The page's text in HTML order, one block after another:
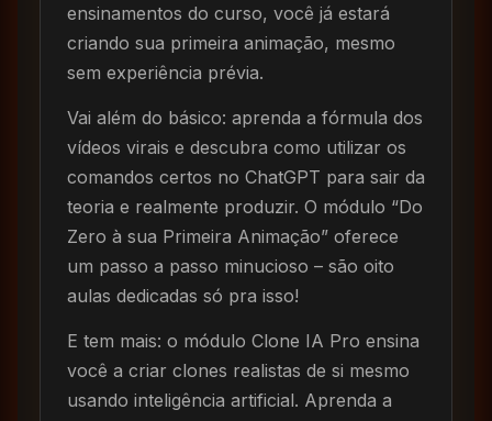
ensinamentos do curso, você já estará
criando sua primeira animação, mesmo
sem experiência prévia.
Vai além do básico: aprenda a fórmula dos
vídeos virais e descubra como utilizar os
comandos certos no ChatGPT para sair da
teoria e realmente produzir. O módulo “Do
Zero à sua Primeira Animação” oferece
um passo a passo minucioso – são oito
aulas dedicadas só pra isso!
E tem mais: o módulo Clone IA Pro ensina
você a criar clones realistas de si mesmo
usando inteligência artificial. Aprenda a